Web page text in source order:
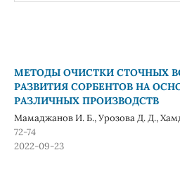
МЕТОДЫ ОЧИСТКИ СТОЧНЫХ
РАЗВИТИЯ СОРБЕНТОВ НА
РАЗЛИЧНЫХ ПРОИЗВОДСТВ
Мамаджанов И. Б., Урозова Д. Д.,
72-74
2022-09-23